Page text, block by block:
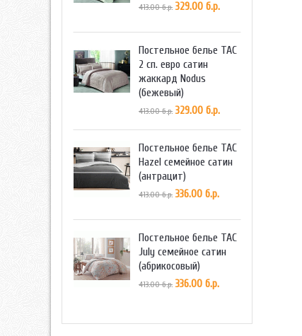
413.00 б.р. 329.00 б.р.
Постельное белье TAC
2 сп. евро сатин
жаккард Nodus
(бежевый)
413.00 б.р. 329.00 б.р.
Постельное белье TAC
Hazel семейное сатин
(антрацит)
413.00 б.р. 336.00 б.р.
Постельное белье TAC
July семейное сатин
(абрикосовый)
413.00 б.р. 336.00 б.р.